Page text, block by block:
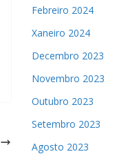
Febreiro 2024
Xaneiro 2024
Decembro 2023
Novembro 2023
Outubro 2023
Setembro 2023
Agosto 2023